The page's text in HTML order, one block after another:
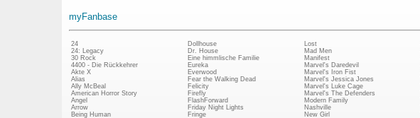
myFanbase
24
24: Legacy
30 Rock
4400 - Die Rückkehrer
Akte X
Alias
Ally McBeal
American Horror Story
Angel
Arrow
Being Human
Dollhouse
Dr. House
Eine himmlische Familie
Eureka
Everwood
Fear the Walking Dead
Felicity
Firefly
FlashForward
Friday Night Lights
Fringe
Lost
Mad Men
Manifest
Marvel's Daredevil
Marvel's Iron Fist
Marvel's Jessica Jones
Marvel's Luke Cage
Marvel's The Defenders
Modern Family
Nashville
New Girl